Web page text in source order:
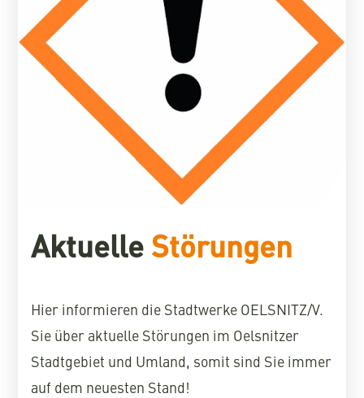
AktuelleStörungen
Hier informieren die Stadtwerke OELSNITZ/V.
Sie über aktuelle Störungen im Oelsnitzer
Stadtgebiet und Umland, somit sind Sie immer
auf dem neuesten Stand!